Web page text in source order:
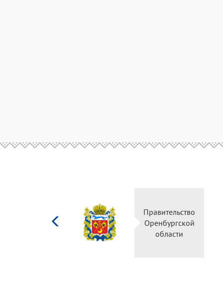
Российской
Правительство
Оренбургской
области